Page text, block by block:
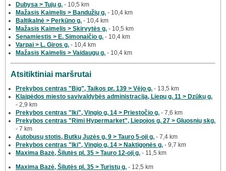
Dubysa > Tujų g. - 10,5 km
Mažasis Kaimelis > Bandužių g. - 10,4 km
Baltikalnė > Perkūno g. - 10,4 km
Mažasis Kaimelis > Skirvytės g. - 10,5 km
Senamiestis > E. Simonaičio g. - 10,4 km
Varpai > L. Giros g. - 10,4 km
Mažasis Kaimelis > Vaidaugų g. - 10,4 km
Atsitiktiniai maršrutai
Prekybos centras "Big", Taikos pr. 139 > Vėjo g. - 13,5 km
Klaipėdos miesto savivaldybės administracija, Liepų g. 11 > Dzūkų g.
- 2,9 km
Prekybos centras "Iki", Vingio g. 14 > Priestočio g. - 7,6 km
Prekybos centras "Rimi Hypermarket", Liepojos g. 27 > Gluosnių skg.
- 7 km
Autobusų stotis, Butkų Juzės g. 9 > Tauro 5-oji g. - 7,4 km
Prekybos centras "Iki", Vingio g. 14 > Naktigonės g. - 9,7 km
Maxima Bazė, Šilutės pl. 35 > Tauro 12-oji g. - 11,5 km
Maxima Bazė, Šilutės pl. 35 > Turistų g. - 12,5 km